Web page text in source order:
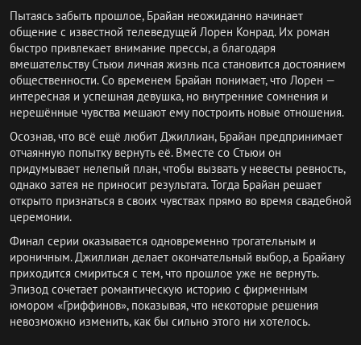
Пытаясь забыть прошлое, Брайан неожиданно начинает
общение с известной телеведущей Лорен Конрад. Их роман
быстро привлекает внимание прессы, а благодаря
вмешательству Стьюи личная жизнь пса становится достоянием
общественности. Со временем Брайан понимает, что Лорен —
интересная и успешная девушка, но внутренние сомнения и
нерешённые чувства мешают ему построить новые отношения.
Осознав, что всё ещё любит Джиллиан, Брайан предпринимает
отчаянную попытку вернуть её. Вместе со Стьюи он
придумывает нелепый план, чтобы вызвать у невесты ревность,
однако затея не приносит результата. Тогда Брайан решает
открыто признаться в своих чувствах прямо во время свадебной
церемонии.
Финал серии оказывается одновременно трогательным и
ироничным. Джиллиан делает окончательный выбор, а Брайану
приходится смириться с тем, что прошлое уже не вернуть.
Эпизод сочетает романтическую историю с фирменным
юмором «Гриффинов», показывая, что некоторые решения
невозможно изменить, как бы сильно этого ни хотелось.